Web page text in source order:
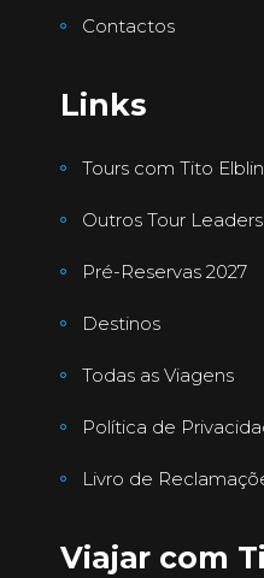
Contactos
Links
Tours com Tito
Outros Tour Leaders
Pré-Reservas 2027
Destinos
Todas as Viagens
Política de
Livro de
Viajar com